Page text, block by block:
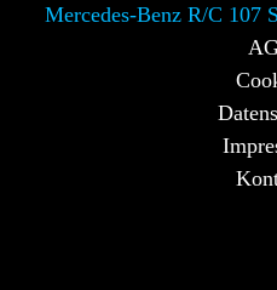
Mercedes-Benz R/C 107